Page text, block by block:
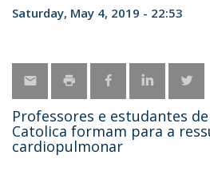
Saturday, May 4, 2019 - 22:53
Professores e estudantes
Catolica formam para a
cardiopulmonar